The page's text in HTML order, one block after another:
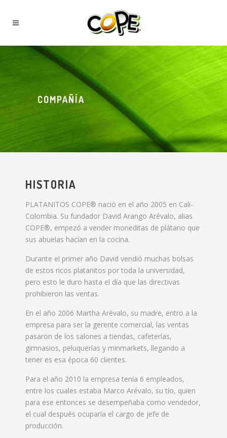
COMPAÑÍA
HISTORIA
PLATANITOS COPE® nació en el año 2005 en Cali-
Colombia. Su fundador David Arango Arévalo, alias
COPE®, empezó a vender moneditas de plátano que
sus abuelas hacían en la cocina.
Durante el primer año David vendió muchas bolsas
de estos ricos platanitos por toda la universidad,
pero esto le duro hasta el día que las directivas
prohibieron las ventas.
En el año 2006 Martha Arévalo, su madre, entro a la
empresa para ser la gerente comercial, las ventas
pasaron de los salones a tiendas, cafeterías,
gimnasios, peluquerías y minmarkets, llegando a
tener es esa época 60 clientes.
Para el año 2010 la empresa tenía 6 empleados,
entre los cuales estaba Marco Arévalo, su tío, quien
para ese entonces se desempeñaba como vendedor,
el cual después ocuparía el cargo de jefe de
producción.